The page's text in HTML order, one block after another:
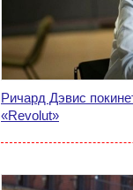
Ричард Дэвис
«Revolut»